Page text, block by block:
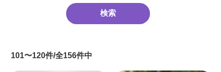
101〜120件/全156件中